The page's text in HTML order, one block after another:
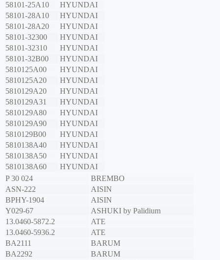
58101-25A10
HYUNDAI
58101-28A10
HYUNDAI
58101-28A20
HYUNDAI
58101-32300
HYUNDAI
58101-32310
HYUNDAI
58101-32B00
HYUNDAI
5810125A00
HYUNDAI
5810125A20
HYUNDAI
5810129A20
HYUNDAI
5810129A31
HYUNDAI
5810129A80
HYUNDAI
5810129A90
HYUNDAI
5810129B00
HYUNDAI
5810138A40
HYUNDAI
5810138A50
HYUNDAI
5810138A60
HYUNDAI
P 30 024
BREMBO
ASN-222
AISIN
BPHY-1904
AISIN
Y029-67
ASHUKI by Palidium
13.0460-5872.2
ATE
13.0460-5936.2
ATE
BA2111
BARUM
BA2292
BARUM